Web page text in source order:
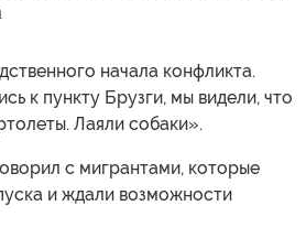
начала конфликта.
к пункту Брузги, мы видели, что
Лаяли собаки».
с мигрантами, которые
и ждали возможности